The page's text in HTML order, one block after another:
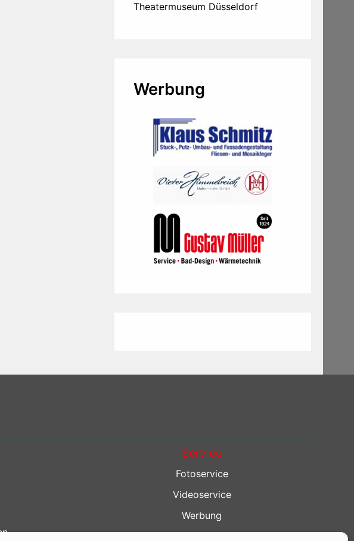
Theatermuseum Düsseldorf
Werbung
Service
Fotoservice
Videoservice
Werbung